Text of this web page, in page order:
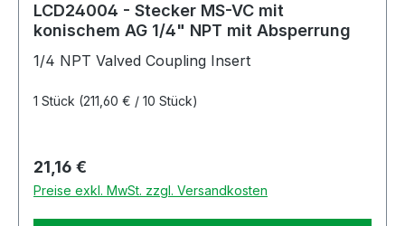
LCD24004 - Stecker MS-VC mit
konischem AG 1/4" NPT mit Absperrung
1/4 NPT Valved Coupling Insert
1 Stück (211,60 € / 10 Stück)
Regulärer Preis:
21,16 €
Preise exkl. MwSt. zzgl. Versandkosten